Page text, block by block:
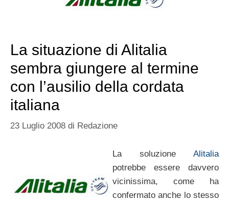
La situazione di Alitalia
sembra giungere al termine
con l’ausilio della cordata
italiana
23 Luglio 2008 di Redazione
La soluzione Alitalia
potrebbe essere davvero
vicinissima, come ha
confermato anche lo stesso